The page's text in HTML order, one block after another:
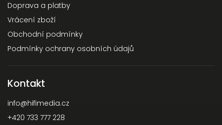
Doprava a platby
Vrácení zboží
Obchodní podmínky
Podmínky ochrany osobních údajů
Kontakt
info@hifimedia.cz
+420 733 777 228